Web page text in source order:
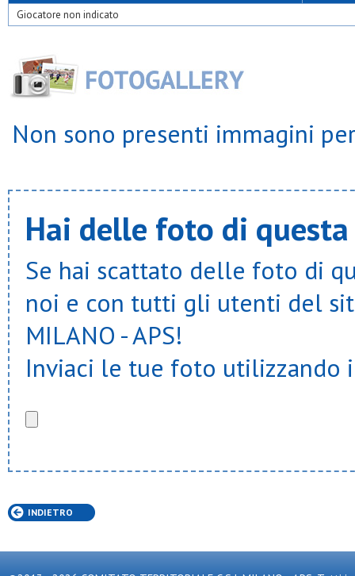
Giocatore non indicato
Non sono presenti immagini
Hai delle foto di
Se hai scattato delle foto di
noi e con tutti gli utenti del sito
MILANO - APS!
Inviaci le tue foto utilizzando
INDIETRO